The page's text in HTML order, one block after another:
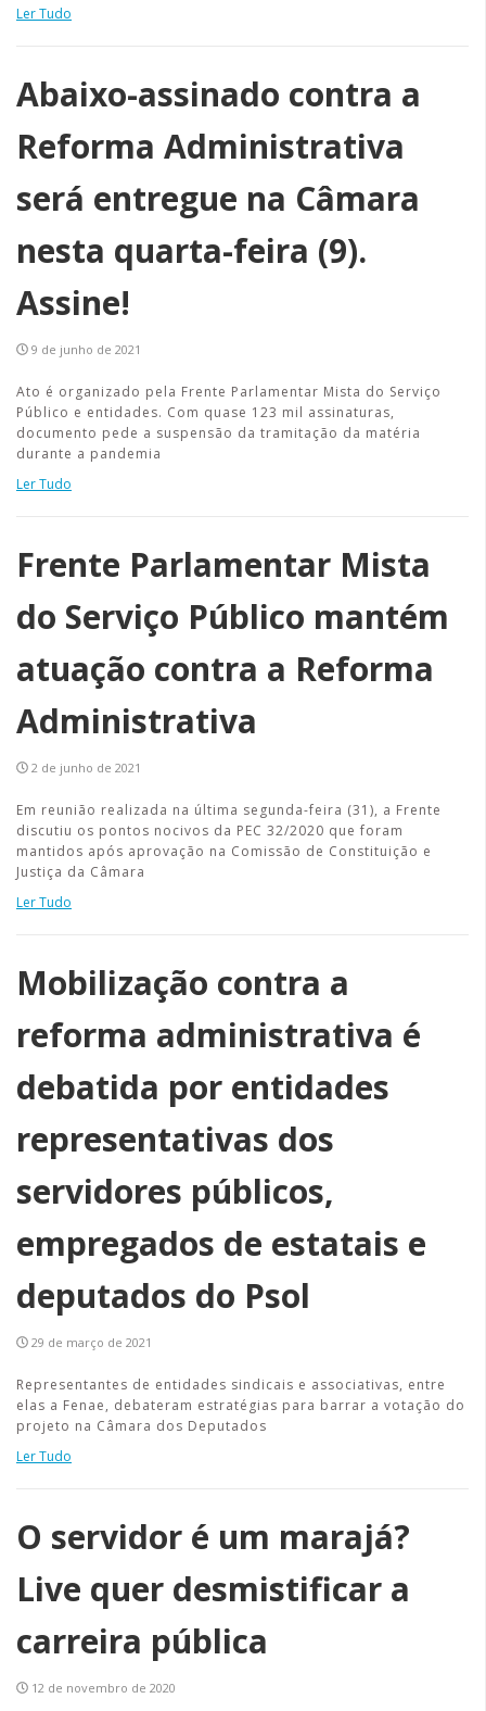
Ler Tudo
Abaixo-assinado contra a
Reforma Administrativa
será entregue na Câmara
nesta quarta-feira (9).
Assine!
9 de junho de 2021
Ato é organizado pela Frente Parlamentar Mista do Serviço
Público e entidades. Com quase 123 mil assinaturas,
documento pede a suspensão da tramitação da matéria
durante a pandemia
Ler Tudo
Frente Parlamentar Mista
do Serviço Público mantém
atuação contra a Reforma
Administrativa
2 de junho de 2021
Em reunião realizada na última segunda-feira (31), a Frente
discutiu os pontos nocivos da PEC 32/2020 que foram
mantidos após aprovação na Comissão de Constituição e
Justiça da Câmara
Ler Tudo
Mobilização contra a
reforma administrativa é
debatida por entidades
representativas dos
servidores públicos,
empregados de estatais e
deputados do Psol
29 de março de 2021
Representantes de entidades sindicais e associativas, entre
elas a Fenae, debateram estratégias para barrar a votação do
projeto na Câmara dos Deputados
Ler Tudo
O servidor é um marajá?
Live quer desmistificar a
carreira pública
12 de novembro de 2020